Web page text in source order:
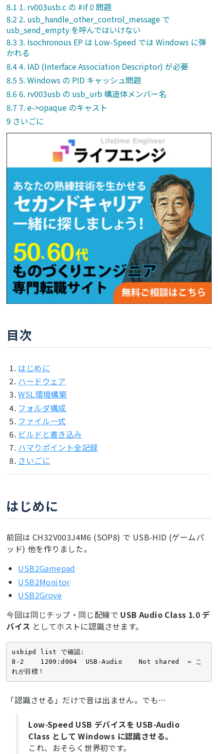
1. rv003usb.c の #if 0 問題
2. usb_handle_other_control_message で
usb_send_empty を呼んではいけない
3. Isochronous EP は Low-Speed では Windows に弾
かれる
4. IAD (Interface Association Descriptor) が必要
5. Windows の PID キャッシュ問題
6. rv003usb の usb_urb 構造体メンバー名
7. e->opaque のキャスト
さいごに
目次
はじめに
ハードウェア
WSL環境構築
フォルダ構成
ファイル一式
ビルドと書き込み
ハマりポイント全記録
さいごに
はじめに
前回は CH32V003J4M6 (SOP8) で USB-HID (ゲームパ
ッド) 他を作りました。
USB2Gamepad
USB2Monitor
USB2Grove
今回は同じチップ・同じ配線で USB Audio Class 1.0 デ
バイス としてホストに認識させます。
usbipd list で確認:
8-2    1209:d004  USB-Audio    Not shared  ← こ
れが目標！
「認識させる」だけで音は出ません。でも…
Low-Speed USB デバイスを USB-Audio
Class として Windows に認識させる。
これ、おそらく世界初です。